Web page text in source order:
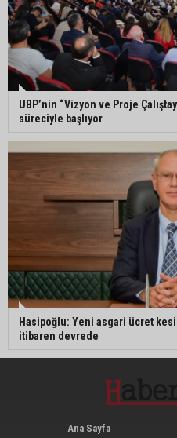
UBP’nin “Vizyon ve Proje
süreciyle başlıyor
Hasipoğlu: Yeni asgari ücret
itibaren devrede
Ana Sayfa